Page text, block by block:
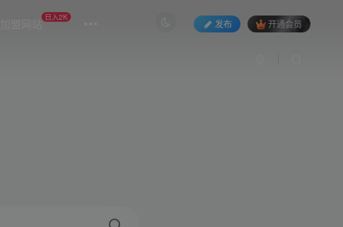
加盟网站 日入2K
发布 开通会员